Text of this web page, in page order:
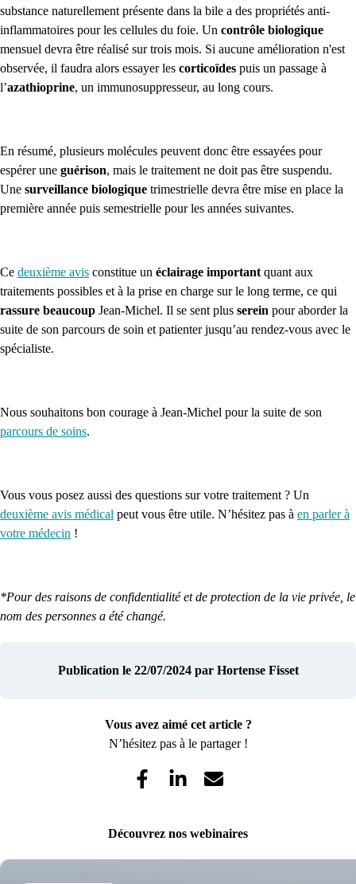
substance naturellement présente dans la bile a des propriétés anti-
inflammatoires pour les cellules du foie. Un contrôle biologique
mensuel devra être réalisé sur trois mois. Si aucune amélioration n'est
observée, il faudra alors essayer les corticoïdes puis un passage à
l’azathioprine, un immunosuppresseur, au long cours.
En résumé, plusieurs molécules peuvent donc être essayées pour
espérer une guérison, mais le traitement ne doit pas être suspendu.
Une surveillance biologique trimestrielle devra être mise en place la
première année puis semestrielle pour les années suivantes.
Ce deuxième avis constitue un éclairage importantquant aux
traitements possibles et à la prise en charge sur le long terme, ce qui
rassure beaucoup Jean-Michel. Il se sent plus serein pour aborder la
suite de son parcours de soin et patienter jusqu’au rendez-vous avec le
spécialiste.
Nous souhaitons bon courage à Jean-Michel pour la suite de son
parcours de soins.
Vous vous posez aussi des questions sur votre traitement ? Un
deuxième avis médical peut vous être utile. N’hésitez pas à en parler à
votre médecin !
*Pour des raisons de confidentialité et de protection de la vie privée, le
nom des personnes a été changé.
Publication le 22/07/2024 par Hortense Fisset
Vous avez aimé cet article ?
N’hésitez pas à le partager !
Découvrez nos webinaires